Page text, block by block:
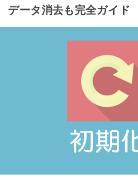
データ消去も完全ガイド